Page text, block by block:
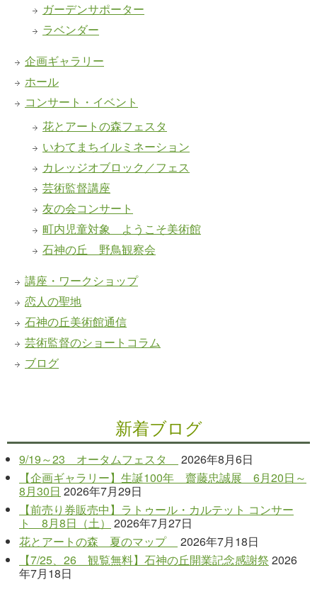
ガーデンサポーター
ラベンダー
企画ギャラリー
ホール
コンサート・イベント
花とアートの森フェスタ
いわてまちイルミネーション
カレッジオブロック／フェス
芸術監督講座
友の会コンサート
町内児童対象 ようこそ美術館
石神の丘 野鳥観察会
講座・ワークショップ
恋人の聖地
石神の丘美術館通信
芸術監督のショートコラム
ブログ
新着ブログ
9/19～23 オータムフェスタ
2026年8月6日
【企画ギャラリー】生誕100年 齋藤忠誠展 6月20日～
8月30日 2026年7月29日
【前売り券販売中】ラトゥール・カルテット コンサー
ト 8月8日（土）
2026年7月27日
花とアートの森 夏のマップ
2026年7月18日
【7/25、26 観覧無料】石神の丘開業記念感謝祭 2026
年7月18日